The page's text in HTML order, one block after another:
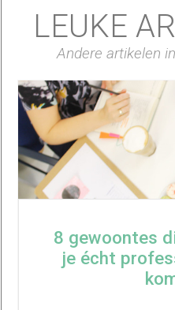
LEUKE
Andere artikelen
8 gewoontes
je écht